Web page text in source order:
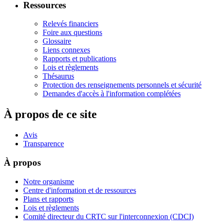
Ressources
Relevés financiers
Foire aux questions
Glossaire
Liens connexes
Rapports et publications
Lois et règlements
Thésaurus
Protection des renseignements personnels et sécurité
Demandes d'accès à l'information complétées
À propos de ce site
Avis
Transparence
À propos
Notre organisme
Centre d'information et de ressources
Plans et rapports
Lois et règlements
Comité directeur du CRTC sur l'interconnexion (CDCI)